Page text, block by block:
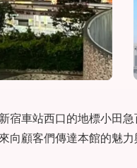
宿車站西口的地標小田
顧客們傳達本館的魅力